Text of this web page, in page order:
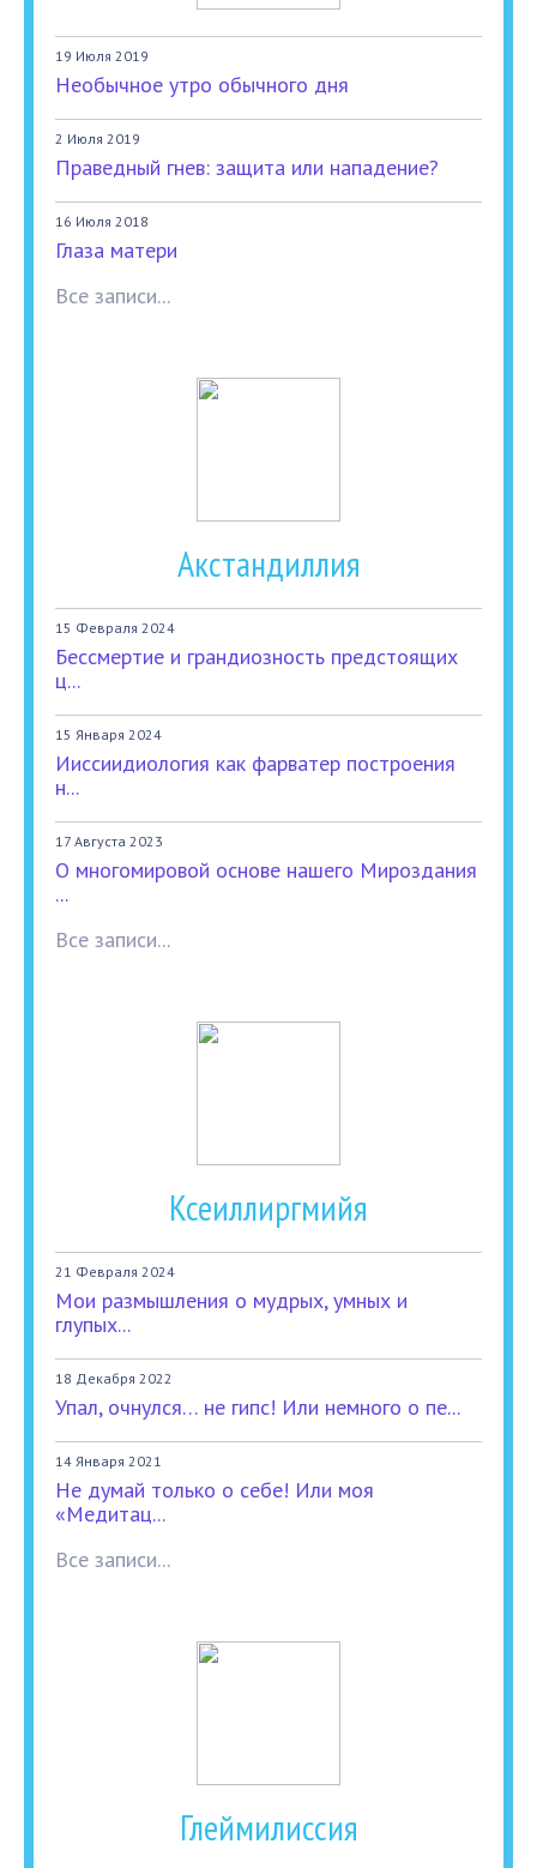
19 Июля 2019
Необычное утро обычного дня
2 Июля 2019
Праведный гнев: защита или нападение?
16 Июля 2018
Глаза матери
Все записи...
Акстандиллия
15 Февраля 2024
Бессмертие и грандиозность предстоящих
ц...
15 Января 2024
Ииссиидиология как фарватер построения
н...
17 Августа 2023
О многомировой основе нашего Мироздания
...
Все записи...
Ксеиллиргмийя
21 Февраля 2024
Мои размышления о мудрых, умных и
глупых...
18 Декабря 2022
Упал, очнулся… не гипс! Или немного о пе...
14 Января 2021
Не думай только о себе! Или моя
«Медитац...
Все записи...
Глеймилиссия